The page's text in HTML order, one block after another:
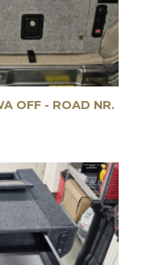
OFF - ROAD NR.